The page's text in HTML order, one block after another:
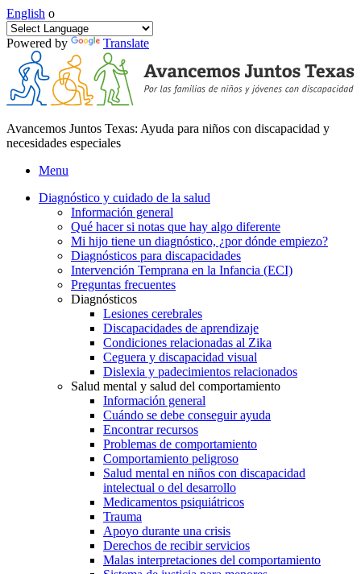
English o
Powered by Translate
Avancemos Juntos Texas: Ayuda para niños con discapacidad y
necesidades especiales
Menu
Diagnóstico y cuidado de la salud
Información general
Qué hacer si notas que hay algo diferente
Mi hijo tiene un diagnóstico, ¿por dónde empiezo?
Diagnósticos para discapacidades
Intervención Temprana en la Infancia (ECI)
Preguntas frecuentes
Diagnósticos
Lesiones cerebrales
Discapacidades de aprendizaje
Condiciones relacionadas al Zika
Ceguera y discapacidad visual
Dislexia y padecimientos relacionados
Salud mental y salud del comportamiento
Información general
Cuándo se debe conseguir ayuda
Encontrar recursos
Problemas de comportamiento
Comportamiento peligroso
Salud mental en niños con discapacidad
intelectual o del desarrollo
Medicamentos psiquiátricos
Trauma
Apoyo durante una crisis
Derechos de recibir servicios
Malas interpretaciones del comportamiento